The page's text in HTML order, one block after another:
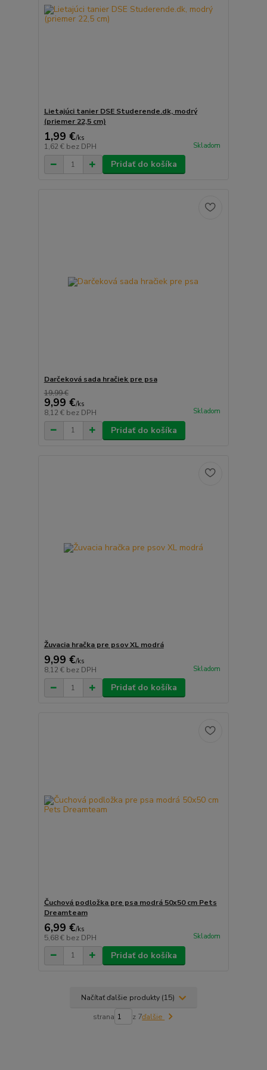
Lietajúci tanier DSE Studerende.dk, modrý
(priemer 22,5 cm)
1,99 €/ks
1,62 € bez DPH Skladom
Pridať do košíka
Darčeková sada hračiek pre psa
19,99 €
9,99 €/ks
8,12 € bez DPH Skladom
Pridať do košíka
Žuvacia hračka pre psov XL modrá
9,99 €/ks
8,12 € bez DPH Skladom
Pridať do košíka
Čuchová podložka pre psa modrá 50x50 cm Pets
Dreamteam
6,99 €/ks
5,68 € bez DPH Skladom
Pridať do košíka
Načítať ďalšie produkty (15)
strana z 7ďalšie